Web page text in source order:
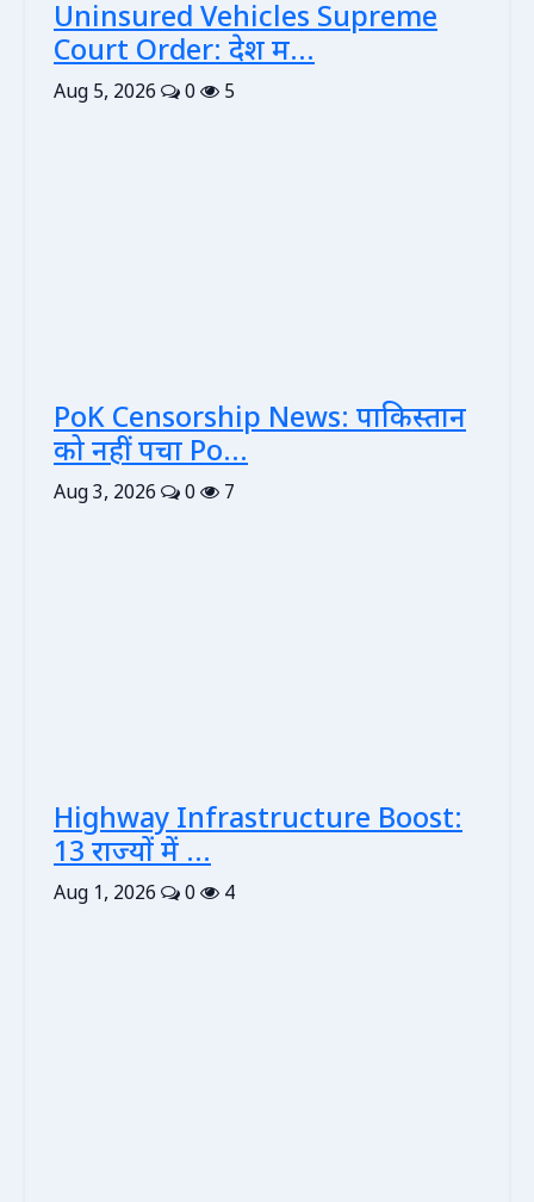
Uninsured Vehicles Supreme
Court Order: देश म...
Aug 5, 2026 0 5
PoK Censorship News: पाकिस्तान
को नहीं पचा Po...
Aug 3, 2026 0 7
Highway Infrastructure Boost:
13 राज्यों में ...
Aug 1, 2026 0 4